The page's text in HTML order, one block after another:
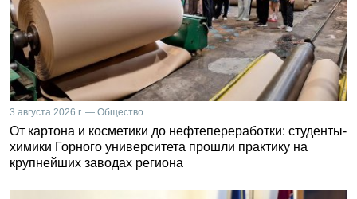
3 августа 2026 г. — Общество
От картона и косметики до нефтепереработки: студенты-
химики Горного университета прошли практику на
крупнейших заводах региона